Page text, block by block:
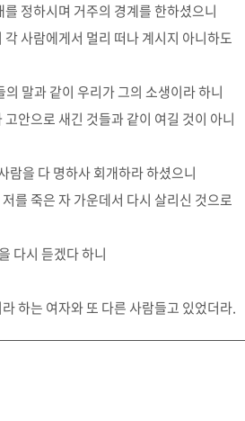
정하시며 거주의 경계를 한하셨으니
사람에게서 멀리 떠나 계시지 아니하도
말과 같이 우리가 그의 소생이라 하니
안으로 새긴 것들과 같이 여길 것이 아니
람을 다 명하사 회개하라 하셨으니
를 죽은 자 가운데서 다시 살리신 것으로
다시 듣겠다 하니
하는 여자와 또 다른 사람들고 있었더라.